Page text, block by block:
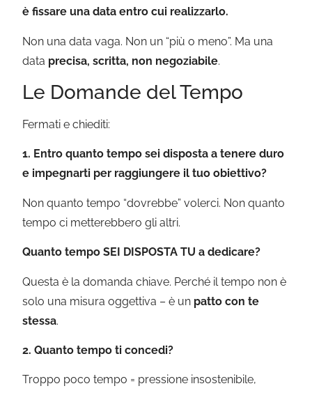
è fissare una data entro cui realizzarlo.
Non una data vaga. Non un “più o meno”. Ma una
data precisa, scritta, non negoziabile.
Le Domande del Tempo
Fermati e chiediti:
1. Entro quanto tempo sei disposta a tenere duro
e impegnarti per raggiungere il tuo obiettivo?
Non quanto tempo “dovrebbe” volerci. Non quanto
tempo ci metterebbero gli altri.
Quanto tempo SEI DISPOSTA TU a dedicare?
Questa è la domanda chiave. Perché il tempo non è
solo una misura oggettiva – è un patto con te
stessa.
2. Quanto tempo ti concedi?
Troppo poco tempo = pressione insostenibile,